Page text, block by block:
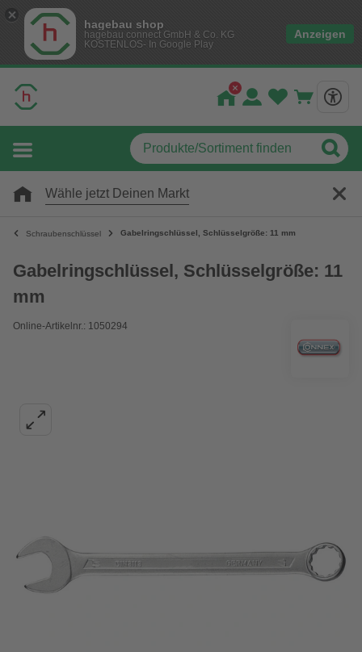
hagebau shop
hagebau connect GmbH & Co. KG
KOSTENLOS- In Google Play
Anzeigen
Wähle jetzt Deinen Markt
Schraubenschlüssel Gabelringschlüssel, Schlüsselgröße: 11 mm
Gabelringschlüssel, Schlüsselgröße: 11
mm
Online-Artikelnr.: 1050294